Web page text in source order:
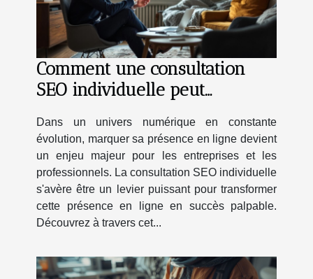
Comment une consultation
SEO individuelle peut
ligne
Dans un univers numérique en constante
évolution, marquer sa présence en ligne devient
un enjeu majeur pour les entreprises et les
professionnels. La consultation SEO individuelle
s'avère être un levier puissant pour transformer
cette présence en ligne en succès palpable.
Découvrez à travers cet...